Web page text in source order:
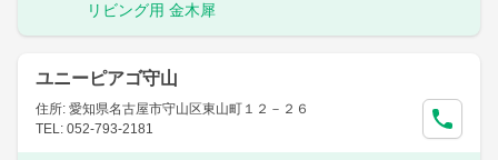
リビング用 金木犀
ユニーピアゴ守山
住所: 愛知県名古屋市守山区東山町１２－２６
TEL: 052-793-2181